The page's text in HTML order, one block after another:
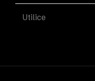
Utilice